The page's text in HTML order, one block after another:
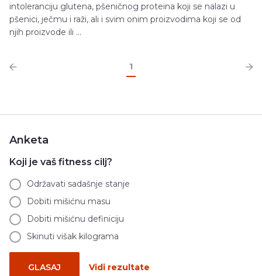
intoleranciju glutena, pšeničnog proteina koji se nalazi u
pšenici, ječmu i raži, ali i svim onim proizvodima koji se od
njih proizvode ili ...
1
Anketa
Koji je vaš fitness cilj?
Održavati sadašnje stanje
Dobiti mišićnu masu
Dobiti mišićnu definiciju
Skinuti višak kilograma
GLASAJ Vidi rezultate